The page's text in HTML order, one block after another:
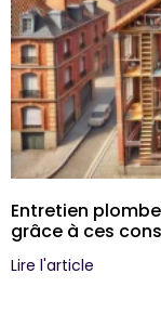
Entretien
grâce à ces
Lire l'article